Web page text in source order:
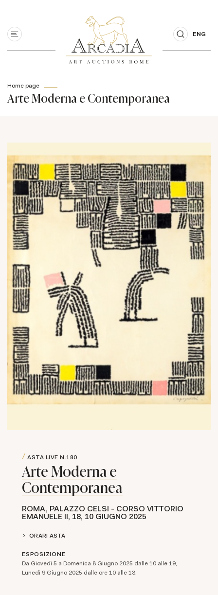
ENG
Home page
Arte Moderna e Contemporanea
ASTA LIVE N.180
Arte Moderna e
Contemporanea
ROMA, PALAZZO CELSI - CORSO VITTORIO
EMANUELE II, 18, 10 GIUGNO 2025
ORARI ASTA
ESPOSIZIONE
Da Giovedì 5 a Domenica 8 Giugno 2025 dalle 10 alle 19,
Lunedì 9 Giugno 2025 dalle ore 10 alle 13.